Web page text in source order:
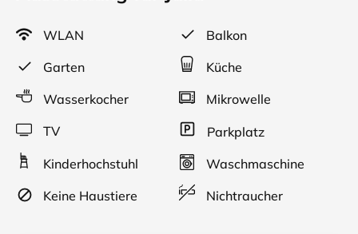
WLAN
Balkon
Garten
Küche
Wasserkocher
Mikrowelle
TV
Parkplatz
Kinderhochstuhl
Waschmaschine
Keine Haustiere
Nichtraucher